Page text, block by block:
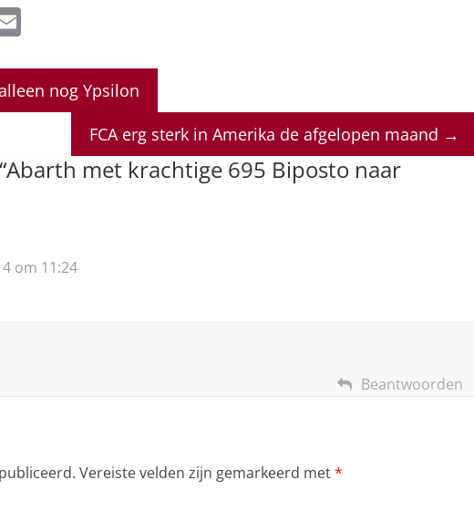
ai
l
nog Ypsilon
FCA erg sterk in Amerika de afgelopen maand →
Abarth met krachtige 695 Biposto naar
om 11:24
Beantwoorden
Vereiste velden zijn gemarkeerd met*